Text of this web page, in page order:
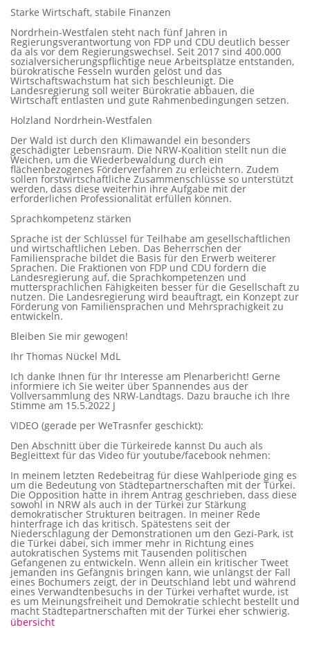
Starke Wirtschaft, stabile Finanzen
Nordrhein-Westfalen steht nach fünf Jahren in
Regierungsverantwortung von FDP und CDU deutlich besser
da als vor dem Regierungswechsel. Seit 2017 sind 400.000
sozialversicherungspflichtige neue Arbeitsplätze entstanden,
bürokratische Fesseln wurden gelöst und das
Wirtschaftswachstum hat sich beschleunigt. Die
Landesregierung soll weiter Bürokratie abbauen, die
Wirtschaft entlasten und gute Rahmenbedingungen setzen.
Holzland Nordrhein-Westfalen
Der Wald ist durch den Klimawandel ein besonders
geschädigter Lebensraum. Die NRW-Koalition stellt nun die
Weichen, um die Wiederbewaldung durch ein
flächenbezogenes Förderverfahren zu erleichtern. Zudem
sollen forstwirtschaftliche Zusammenschlüsse so unterstützt
werden, dass diese weiterhin ihre Aufgabe mit der
erforderlichen Professionalität erfüllen können.
Sprachkompetenz stärken
Sprache ist der Schlüssel für Teilhabe am gesellschaftlichen
und wirtschaftlichen Leben. Das Beherrschen der
Familiensprache bildet die Basis für den Erwerb weiterer
Sprachen. Die Fraktionen von FDP und CDU fordern die
Landesregierung auf, die Sprachkompetenzen und
muttersprachlichen Fähigkeiten besser für die Gesellschaft zu
nutzen. Die Landesregierung wird beauftragt, ein Konzept zur
Förderung von Familiensprachen und Mehrsprachigkeit zu
entwickeln.
Bleiben Sie mir gewogen!
Ihr Thomas Nückel MdL
Ich danke Ihnen für Ihr Interesse am Plenarbericht! Gerne
informiere ich Sie weiter über Spannendes aus der
Vollversammlung des NRW-Landtags. Dazu brauche ich Ihre
Stimme am 15.5.2022 J
VIDEO (gerade per WeTrasnfer geschickt):
Den Abschnitt über die Türkeirede kannst Du auch als
Begleittext für das Video für youtube/facebook nehmen:
In meinem letzten Redebeitrag für diese Wahlperiode ging es
um die Bedeutung von Städtepartnerschaften mit der Türkei.
Die Opposition hatte in ihrem Antrag geschrieben, dass diese
sowohl in NRW als auch in der Türkei zur Stärkung
demokratischer Strukturen beitragen. In meiner Rede
hinterfrage ich das kritisch. Spätestens seit der
Niederschlagung der Demonstrationen um den Gezi-Park, ist
die Türkei dabei, sich immer mehr in Richtung eines
autokratischen Systems mit Tausenden politischen
Gefangenen zu entwickeln. Wenn allein ein kritischer Tweet
jemanden ins Gefängnis bringen kann, wie unlängst der Fall
eines Bochumers zeigt, der in Deutschland lebt und während
eines Verwandtenbesuchs in der Türkei verhaftet wurde, ist
es um Meinungsfreiheit und Demokratie schlecht bestellt und
macht Städtepartnerschaften mit der Türkei eher schwierig.
übersicht